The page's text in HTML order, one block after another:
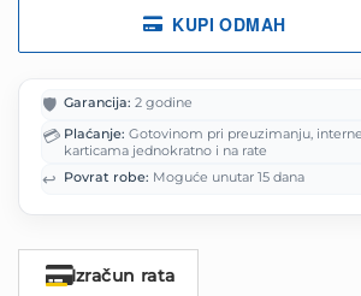
KUPI ODMAH
🛡️ Garancija: 2 godine
💳 Plaćanje: Gotovinom pri preuzimanju,
karticama jednokratno i na rate
↩️ Povrat robe: Moguće unutar 15 dana
Izračun rata